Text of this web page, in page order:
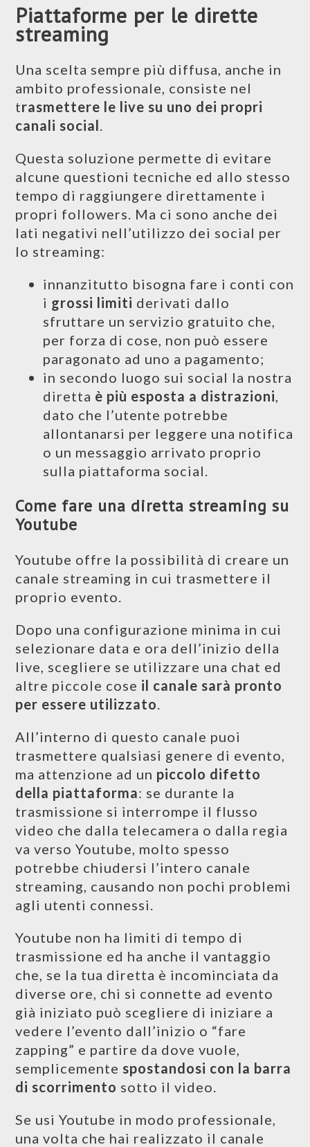
Piattaforme per le dirette
streaming
Una scelta sempre più diffusa, anche in
ambito professionale, consiste nel
trasmettere le live su uno dei propri
canali social
Questa soluzione permette di evitare
alcune questioni tecniche ed allo stesso
tempo di raggiungere direttamente i
propri followers. Ma ci sono anche dei
lati negativi nell’utilizzo dei social per
lo streaming:
innanzitutto bisogna fare i conti con
i grossi limiti derivati dallo
sfruttare un servizio gratuito che,
per forza di cose, non può essere
paragonato ad uno a pagamento;
in secondo luogo sui social la nostra
diretta è più esposta a distrazioni
dato che l’utente potrebbe
allontanarsi per leggere una notifica
o un messaggio arrivato proprio
sulla piattaforma social.
Come fare una diretta streaming su
Youtube
Youtube offre la possibilità di creare un
canale streaming in cui trasmettere il
proprio evento.
Dopo una configurazione minima in cui
selezionare data e ora dell’inizio della
live, scegliere se utilizzare una chat ed
altre piccole cose il canale sarà pronto
per essere utilizzato
All’interno di questo canale puoi
trasmettere qualsiasi genere di evento,
ma attenzione ad un piccolo difetto
della piattaforma: se durante la
trasmissione si interrompe il flusso
video che dalla telecamera o dalla regia
va verso Youtube, molto spesso
potrebbe chiudersi l’intero canale
streaming, causando non pochi problemi
agli utenti connessi.
Youtube non ha limiti di tempo di
trasmissione ed ha anche il vantaggio
che, se la tua diretta è incominciata da
diverse ore, chi si connette ad evento
già iniziato può scegliere di iniziare a
vedere l’evento dall’inizio o “fare
zapping” e partire da dove vuole,
semplicemente spostandosi con la barra
di scorrimento sotto il video.
Se usi Youtube in modo professionale,
una volta che hai realizzato il canale